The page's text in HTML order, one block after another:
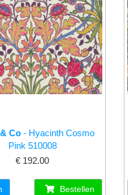
Co - Hyacinth Cosmo
Pink 510008
€ 192.00
Bestellen